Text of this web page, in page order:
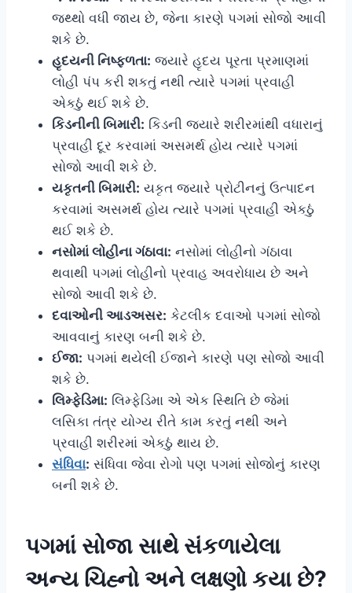
જથ્થો વધી જાય છે, જેના કારણે પગમાં સોજો આવી
શકે છે.
હૃદયની નિષ્ફળતા: જ્યારે હૃદય પૂરતા પ્રમાણમાં
લોહી પંપ કરી શકતું નથી ત્યારે પગમાં પ્રવાહી
એકઠું થઈ શકે છે.
કિડનીની બિમારી: કિડની જ્યારે શરીરમાંથી વધારાનું
પ્રવાહી દૂર કરવામાં અસમર્થ હોય ત્યારે પગમાં
સોજો આવી શકે છે.
યકૃતની બિમારી: યકૃત જ્યારે પ્રોટીનનું ઉત્પાદન
કરવામાં અસમર્થ હોય ત્યારે પગમાં પ્રવાહી એકઠું
થઈ શકે છે.
નસોમાં લોહીના ગંઠાવા: નસોમાં લોહીનો ગંઠાવા
થવાથી પગમાં લોહીનો પ્રવાહ અવરોધાય છે અને
સોજો આવી શકે છે.
દવાઓની આડઅસર: કેટલીક દવાઓ પગમાં સોજો
આવવાનું કારણ બની શકે છે.
ઈજા: પગમાં થયેલી ઈજાને કારણે પણ સોજો આવી
શકે છે.
લિમ્ફેડિમા: લિમ્ફેડિમા એ એક સ્થિતિ છે જેમાં
લસિકા તંત્ર યોગ્ય રીતે કામ કરતું નથી અને
પ્રવાહી શરીરમાં એકઠું થાય છે.
સંધિવા: સંધિવા જેવા રોગો પણ પગમાં સોજોનું કારણ
બની શકે છે.
પગમાં સોજા સાથે સંકળાયેલા
અન્ય ચિહ્નો અને લક્ષણો કયા છે?